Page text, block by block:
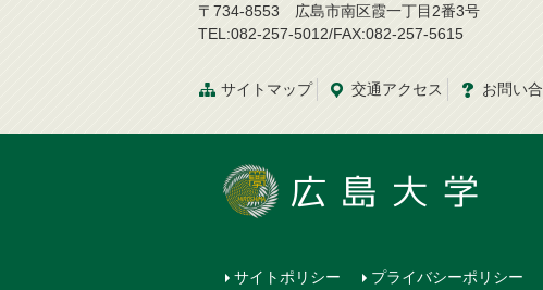
〒734-8553 広島市南区霞一丁目2番3号
TEL:082-257-5012/FAX:082-257-5615
サイトマップ 交通アクセス お問い合
サイトポリシー プライバシーポリシー